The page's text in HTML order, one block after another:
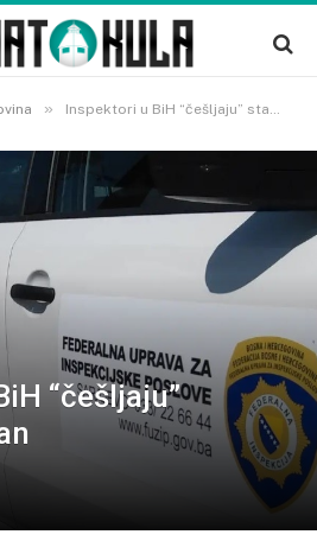
» Inspektori u BiH “češljaju” stanove na dan
“češljaju”